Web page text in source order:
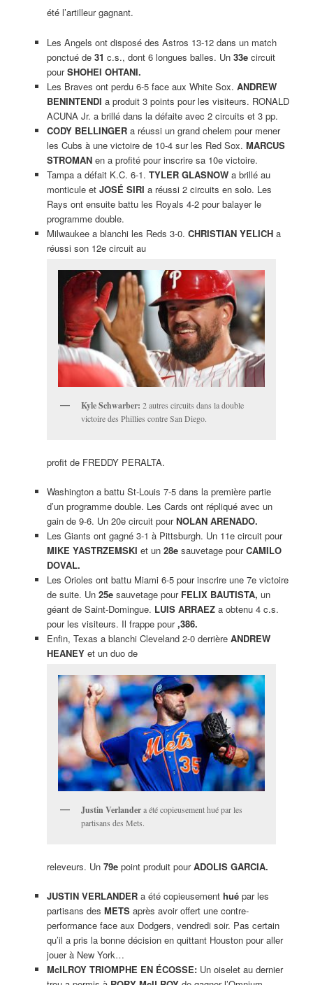
été l’artilleur gagnant.
Les Angels ont disposé des Astros 13-12 dans un match
ponctué de 31 c.s., dont 6 longues balles. Un 33ecircuit
pourSHOHEI OHTANI.
Les Braves ont perdu 6-5 face aux White Sox. ANDREW
BENINTENDI a produit 3 points pour les visiteurs. RONALD
ACUNA Jr. a brillé dans la défaite avec 2 circuits et 3 pp.
CODY BELLINGERa réussi un grand chelem pour mener
les Cubs à une victoire de 10-4 sur les Red Sox. MARCUS
STROMANen a profité pour inscrire sa 10e victoire.
Tampa a défait K.C. 6-1. TYLER GLASNOWa brillé au
monticule et JOSÉ SIRI a réussi 2 circuits en solo. Les
Rays ont ensuite battu les Royals 4-2 pour balayer le
programme double.
Milwaukee a blanchi les Reds 3-0. CHRISTIAN YELICHa
réussi son 12e circuit au
Kyle Schwarber: 2 autres circuits dans la double
victoire des Phillies contre San Diego.
profit de FREDDY PERALTA.
Washington a battu St-Louis 7-5 dans la première partie
d’un programme double. Les Cards ont répliqué avec un
gain de 9-6. Un 20e circuit pourNOLAN ARENADO.
Les Giants ont gagné 3-1 à Pittsburgh. Un 11e circuit pour
MIKE YASTRZEMSKI et un 28esauvetage pourCAMILO
DOVAL.
Les Orioles ont battu Miami 6-5 pour inscrire une 7e victoire
de suite. Un 25esauvetage pour FELIX BAUTISTA, un
géant de Saint-Domingue. LUIS ARRAEZa obtenu 4 c.s.
pour les visiteurs. Il frappe pour,386.
Enfin, Texas a blanchi Cleveland 2-0 derrière ANDREW
HEANEYet un duo de
Justin Verlandera été copieusement hué par les
partisans des Mets.
releveurs. Un 79epoint produit pourADOLIS GARCIA.
JUSTIN VERLANDERa été copieusement huépar les
partisans des METSaprès avoir offert une contre-
performance face aux Dodgers, vendredi soir. Pas certain
qu’il a pris la bonne décision en quittant Houston pour aller
jouer à New York…
McILROY TRIOMPHE EN ÉCOSSE: Un oiselet au dernier